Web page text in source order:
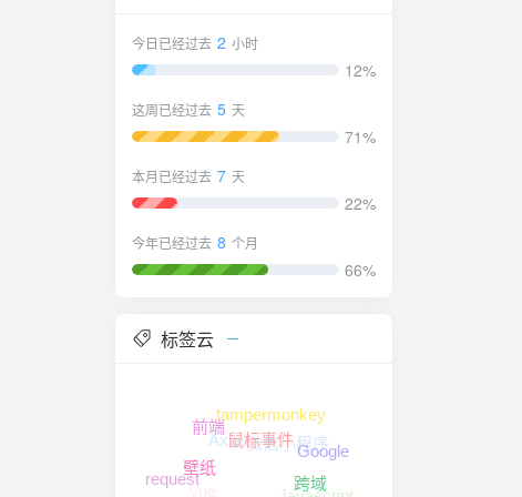
今日已经过去 2 小时
12%
这周已经过去 5 天
71%
本月已经过去 7 天
22%
今年已经过去 8 个月
66%
标签云
Vue
Axios微信小程序
Javascript
request
前端
tampermonkey
Google
壁纸
鼠标事件
跨域